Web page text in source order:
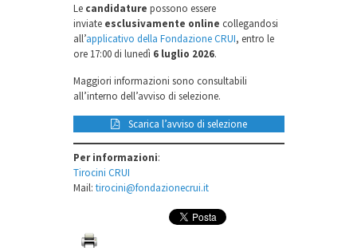
Le candidature possono essere
inviate esclusivamente online collegandosi
all’applicativo della Fondazione CRUI, entro le
ore 17:00 di lunedì 6 luglio 2026.
Maggiori informazioni sono consultabili
all’interno dell’avviso di selezione.
Scarica l’avviso di selezione
Per informazioni:
Tirocini CRUI
Mail: tirocini@fondazionecrui.it